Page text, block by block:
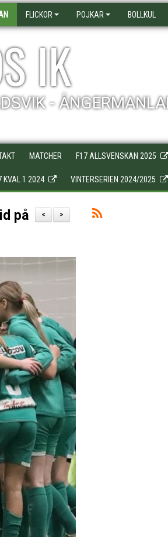
FLICKOR POJKAR BOLLKUL
IK
-
MATCHER F17 ALLSVENSKAN 2025
KVAL 1 2024 VINTERSERIEN 2024/2025
>
<
på